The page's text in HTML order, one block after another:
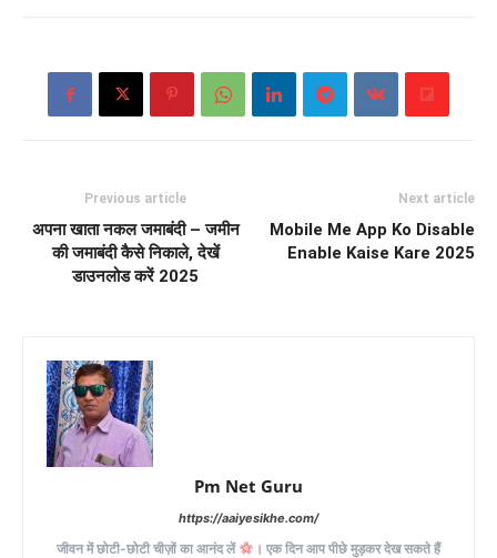
Previous article
अपना खाता नकल जमाबंदी – जमीन
की जमाबंदी कैसे निकाले, देखें
डाउनलोड करें 2025
Next article
Mobile Me App Ko Disable
Enable Kaise Kare 2025
Pm Net Guru
https://aaiyesikhe.com/
जीवन में छोटी-छोटी चीज़ों का आनंद लें
। एक दिन आप पीछे मुड़कर देख सकते हैं